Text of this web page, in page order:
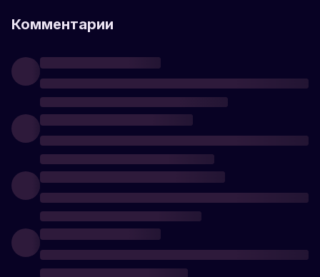
Комментарии